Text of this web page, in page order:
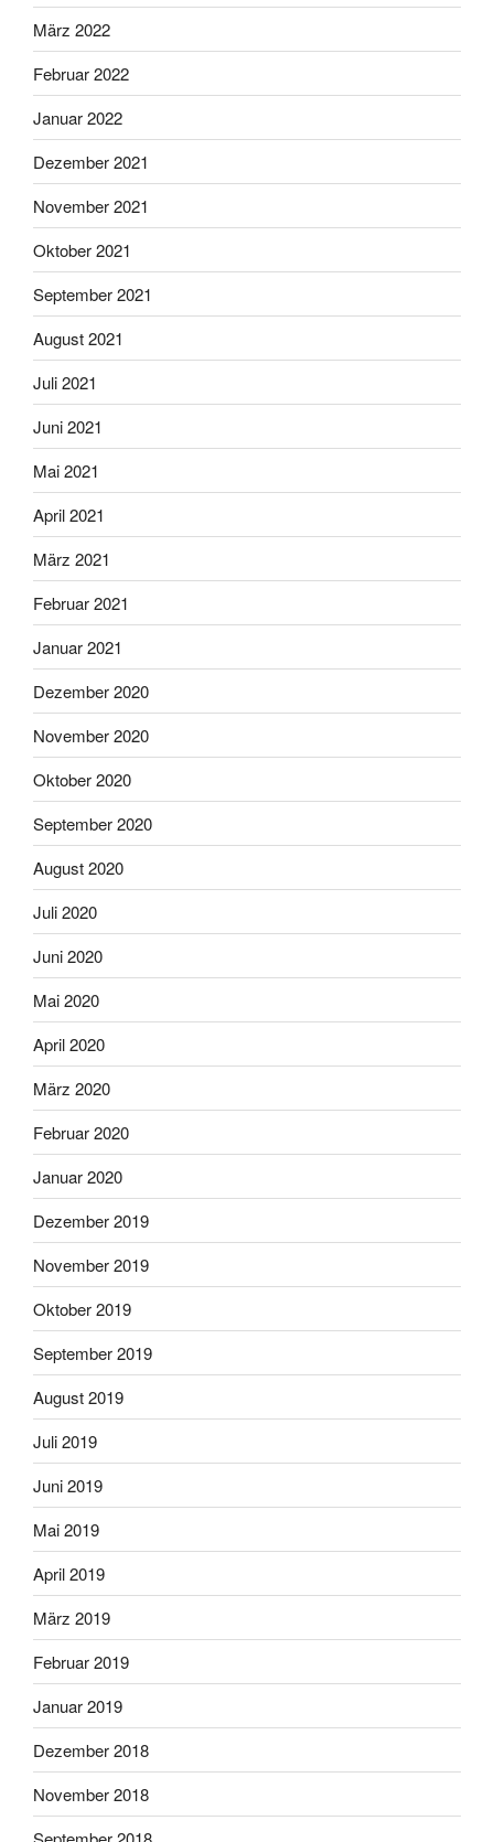
März 2022
Februar 2022
Januar 2022
Dezember 2021
November 2021
Oktober 2021
September 2021
August 2021
Juli 2021
Juni 2021
Mai 2021
April 2021
März 2021
Februar 2021
Januar 2021
Dezember 2020
November 2020
Oktober 2020
September 2020
August 2020
Juli 2020
Juni 2020
Mai 2020
April 2020
März 2020
Februar 2020
Januar 2020
Dezember 2019
November 2019
Oktober 2019
September 2019
August 2019
Juli 2019
Juni 2019
Mai 2019
April 2019
März 2019
Februar 2019
Januar 2019
Dezember 2018
November 2018